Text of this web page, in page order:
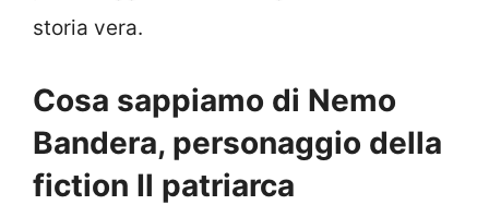
storia vera.
Cosa sappiamo di Nemo
Bandera, personaggio della
fiction Il patriarca